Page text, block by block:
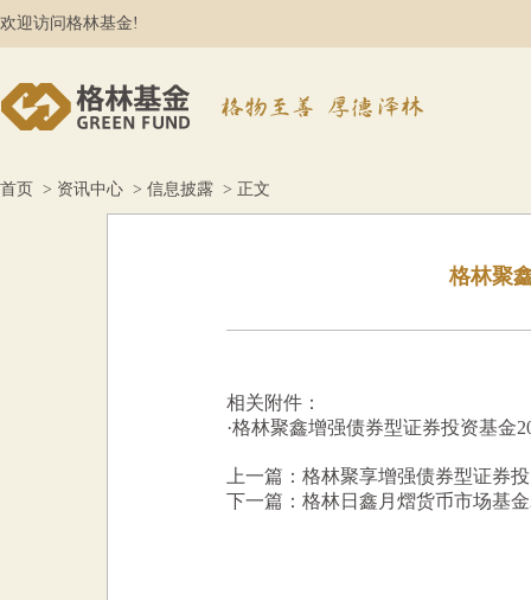
欢迎访问格林基金!
首页 > 资讯中心 > 信息披露 > 正文
格林聚
相关附件：
·格林聚鑫增强债券型证券投资基金
上一篇：格林聚享增强债券型证券
下一篇：格林日鑫月熠货币市场基